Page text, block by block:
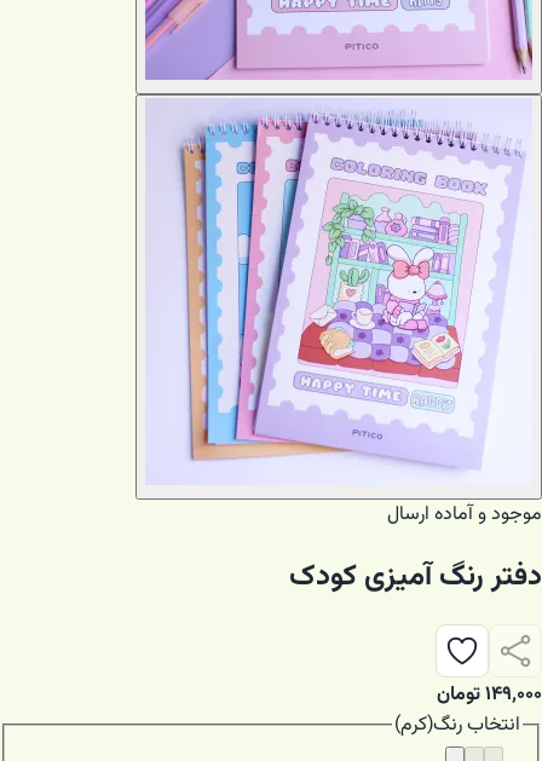
موجود و آماده ارسال
دفتر رنگ آمیزی کودک
۱۴۹٬۰۰۰تومان
انتخابرنگ(کرم)